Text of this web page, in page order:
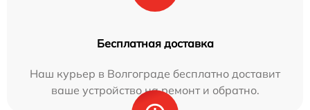
Бесплатная доставка
Наш курьер в Волгограде бесплатно доставит
ваше устройство на ремонт и обратно.